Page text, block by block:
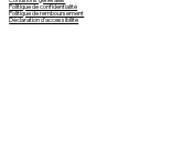
Politique de confidentialité
Politique de remboursement
Déclaration d'accessibilité